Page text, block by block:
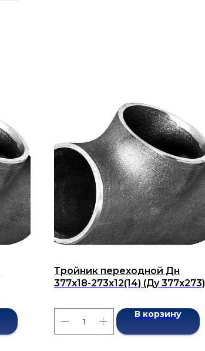
Тройник переходной Дн
377x18-273x12(14) (Ду 377x273)
В корзину